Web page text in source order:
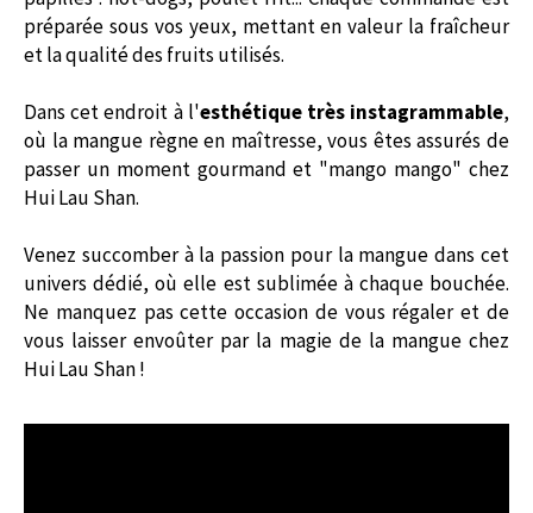
préparée sous vos yeux, mettant en valeur la fraîcheur
et la qualité des fruits utilisés.
Dans cet endroit à l'esthétique très instagrammable,
où la mangue règne en maîtresse, vous êtes assurés de
passer un moment gourmand et "mango mango" chez
Hui Lau Shan.
Venez succomber à la passion pour la mangue dans cet
univers dédié, où elle est sublimée à chaque bouchée.
Ne manquez pas cette occasion de vous régaler et de
vous laisser envoûter par la magie de la mangue chez
Hui Lau Shan !